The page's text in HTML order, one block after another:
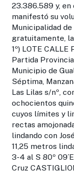
23.386.589 y,
manifestó su
Municipalidad de
gratuitamente,
1º) LOTE CALLE
Partida
Municipio de
Séptima,
Las Lilas s/nº,
ochocientos
cuyos límites y
rectas
lindando con
11,25 metros
3-4 al S 80º
Cruz